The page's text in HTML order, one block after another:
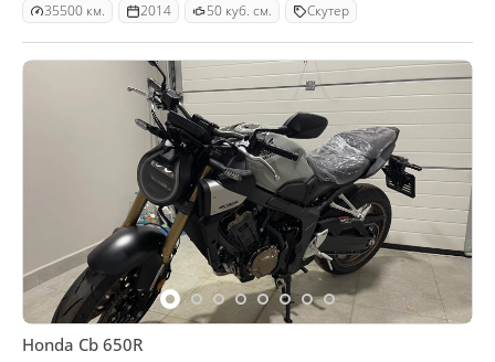
35500 км. 2014 50 куб. см. Скутер
Honda Cb 650R